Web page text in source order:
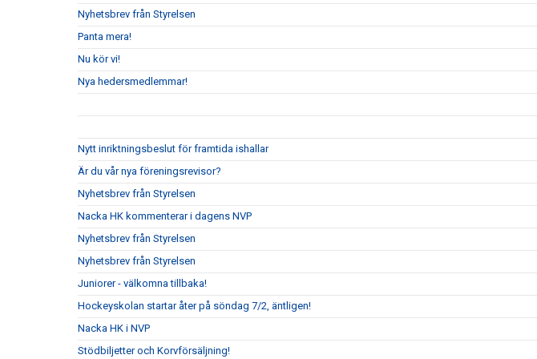
Nyhetsbrev från Styrelsen
Panta mera!
Nu kör vi!
Nya hedersmedlemmar!
Nytt inriktningsbeslut för framtida ishallar
Är du vår nya föreningsrevisor?
Nyhetsbrev från Styrelsen
Nacka HK kommenterar i dagens NVP
Nyhetsbrev från Styrelsen
Nyhetsbrev från Styrelsen
Juniorer - välkomna tillbaka!
Hockeyskolan startar åter på söndag 7/2, äntligen!
Nacka HK i NVP
Stödbiljetter och Korvförsäljning!